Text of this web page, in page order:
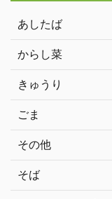
あしたば
からし菜
きゅうり
ごま
その他
そば